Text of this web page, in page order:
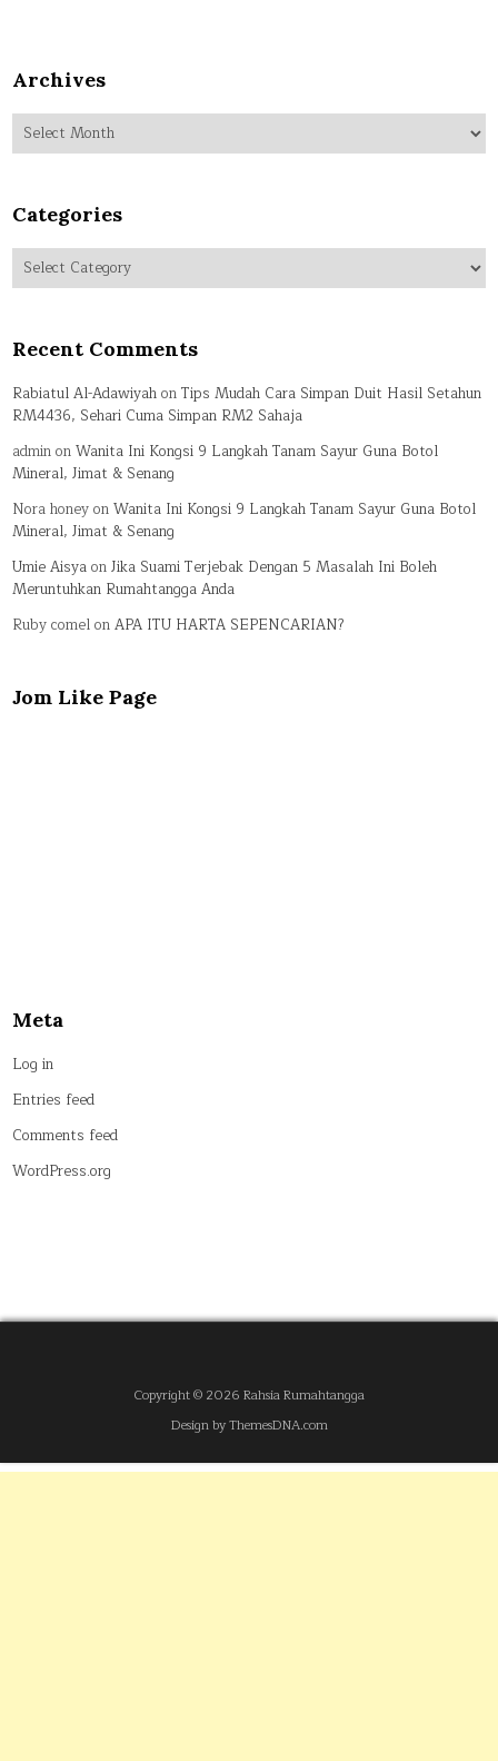
Archives
Archives
Categories
Categories
Recent Comments
Rabiatul Al-AdawiyahonTips Mudah Cara Simpan Duit Hasil Setahun
RM4436, Sehari Cuma Simpan RM2 Sahaja
adminonWanita Ini Kongsi 9 Langkah Tanam Sayur Guna Botol
Mineral, Jimat & Senang
Nora honeyonWanita Ini Kongsi 9 Langkah Tanam Sayur Guna Botol
Mineral, Jimat & Senang
Umie AisyaonJika Suami Terjebak Dengan 5 Masalah Ini Boleh
Meruntuhkan Rumahtangga Anda
Ruby comelonAPA ITU HARTA SEPENCARIAN?
Jom Like Page
Meta
Log in
Entries feed
Comments feed
WordPress.org
Copyright © 2026 Rahsia Rumahtangga
Design by ThemesDNA.com